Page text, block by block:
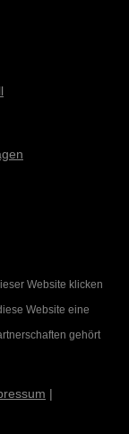
Website klicken
Website eine
gehört
|